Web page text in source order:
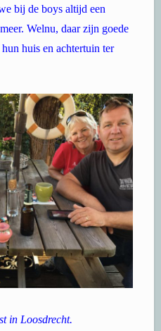
bij de boys altijd een
Welnu, daar zijn goede
huis en achtertuin ter
in Loosdrecht.